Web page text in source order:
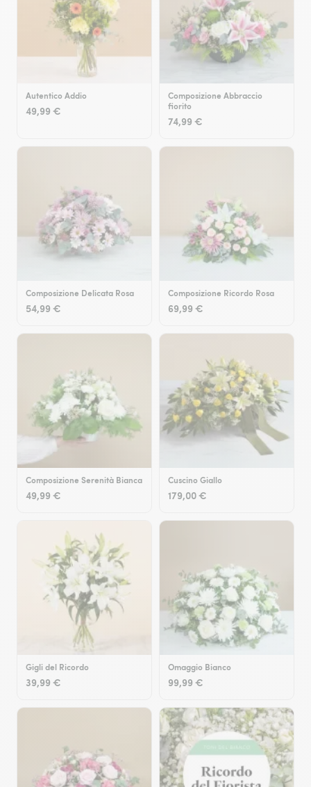
Autentico Addio
49,99 €
Composizione Abbraccio
fiorito
74,99 €
Composizione Delicata Rosa
54,99 €
Composizione Ricordo Rosa
69,99 €
Composizione Serenità Bianca
49,99 €
Cuscino Giallo
179,00 €
Gigli del Ricordo
39,99 €
Omaggio Bianco
99,99 €